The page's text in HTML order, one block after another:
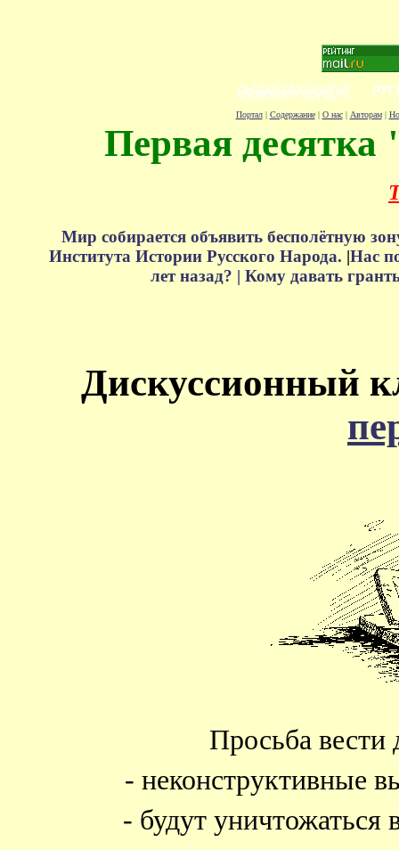
Портал| Содержание| О нас| Авторам|
Первая десятка
Мир собирается объявить бесполётную
Института Истории Русского Народа. |Нас
лет назад? | Кому давать
Дискуссионный
Просьба вести
- неконструктивные
- будут